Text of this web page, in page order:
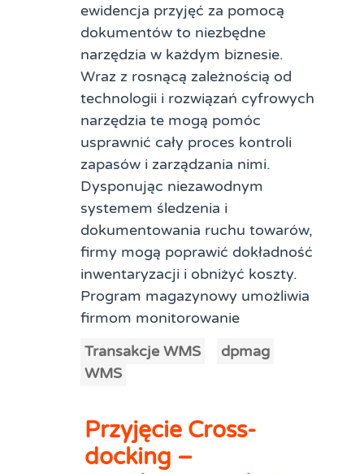
ewidencja przyjęć za pomocą
dokumentów to niezbędne
narzędzia w każdym biznesie.
Wraz z rosnącą zależnością od
technologii i rozwiązań cyfrowych
narzędzia te mogą pomóc
usprawnić cały proces kontroli
zapasów i zarządzania nimi.
Dysponując niezawodnym
systemem śledzenia i
dokumentowania ruchu towarów,
firmy mogą poprawić dokładność
inwentaryzacji i obniżyć koszty.
Program magazynowy umożliwia
firmom monitorowanie
Transakcje WMS
dpmag
WMS
Przyjęcie Cross-
docking –